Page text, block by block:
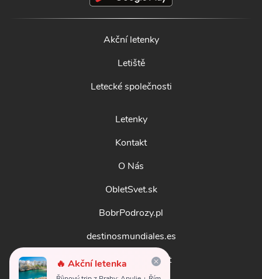
🔥 Akční letenka
Akční letenky
Letiště
Letecké společnosti
Letenky
Kontakt
O Nás
ObletSvet.sk
BobrPodrozy.pl
destinosmundiales.es
guidadestinazioni.it